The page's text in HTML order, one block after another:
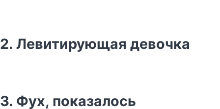
2. Левитирующая девочка
3. Фух, показалось